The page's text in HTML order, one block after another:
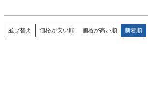
並び替え 価格が安い順 価格が高い順 新着順